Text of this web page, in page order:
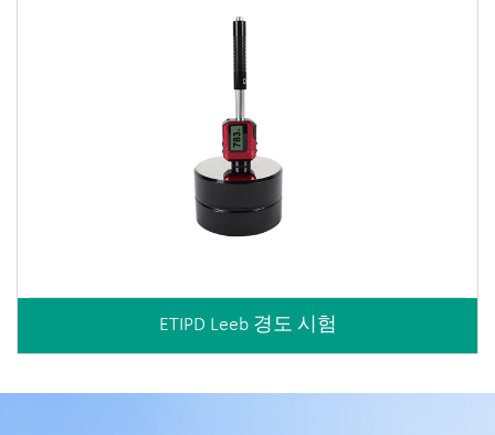
ETIPD Leeb 경도 시험